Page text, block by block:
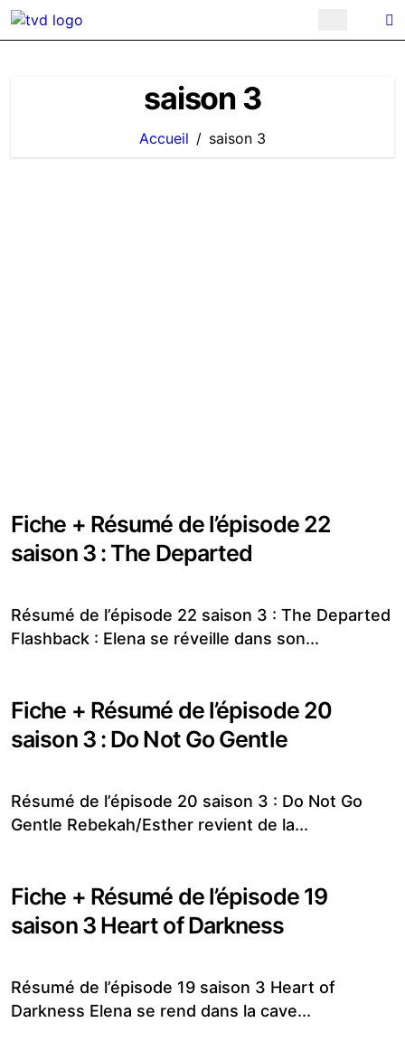
Passer
au
saison 3
Accueil saison 3
Fiche + Résumé de l’épisode 22
saison 3 : The Departed
Résumé de l’épisode 22 saison 3 : The Departed
Flashback : Elena se réveille dans son...
Fiche + Résumé de l’épisode 20
saison 3 : Do Not Go Gentle
Résumé de l’épisode 20 saison 3 : Do Not Go
Gentle Rebekah/Esther revient de la...
Fiche + Résumé de l’épisode 19
saison 3 Heart of Darkness
Résumé de l’épisode 19 saison 3 Heart of
Darkness Elena se rend dans la cave...